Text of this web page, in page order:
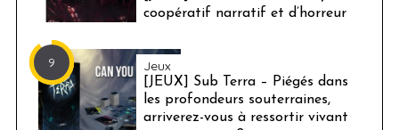
coopératif narratif et d’horreur
9 Jeux
[JEUX] Sub Terra – Piégés dans
les profondeurs souterraines,
arriverez-vous à ressortir vivant